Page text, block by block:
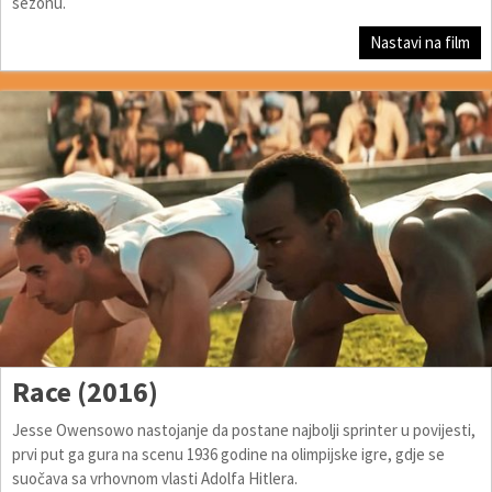
Nastavi na film
Race (2016)
Jesse Owensowo nastojanje da postane najbolji sprinter u povijesti,
prvi put ga gura na scenu 1936 godine na olimpijske igre, gdje se
suočava sa vrhovnom vlasti Adolfa Hitlera.